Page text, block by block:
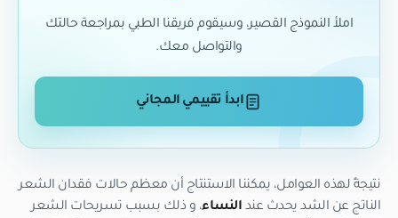
املأ النموذج القصير، وسيقوم فريقنا الطبي بمراجعة حالتك
والتواصل معك.
ابدأ تقييمي المجاني
نتيجةً لهذه العوامل، يمكننا الاستنتاج أن معظم حالات فقدان الشعر
الناتج عن الشد يحدث عند النساء، و ذلك بسبب تسريحات الشعر